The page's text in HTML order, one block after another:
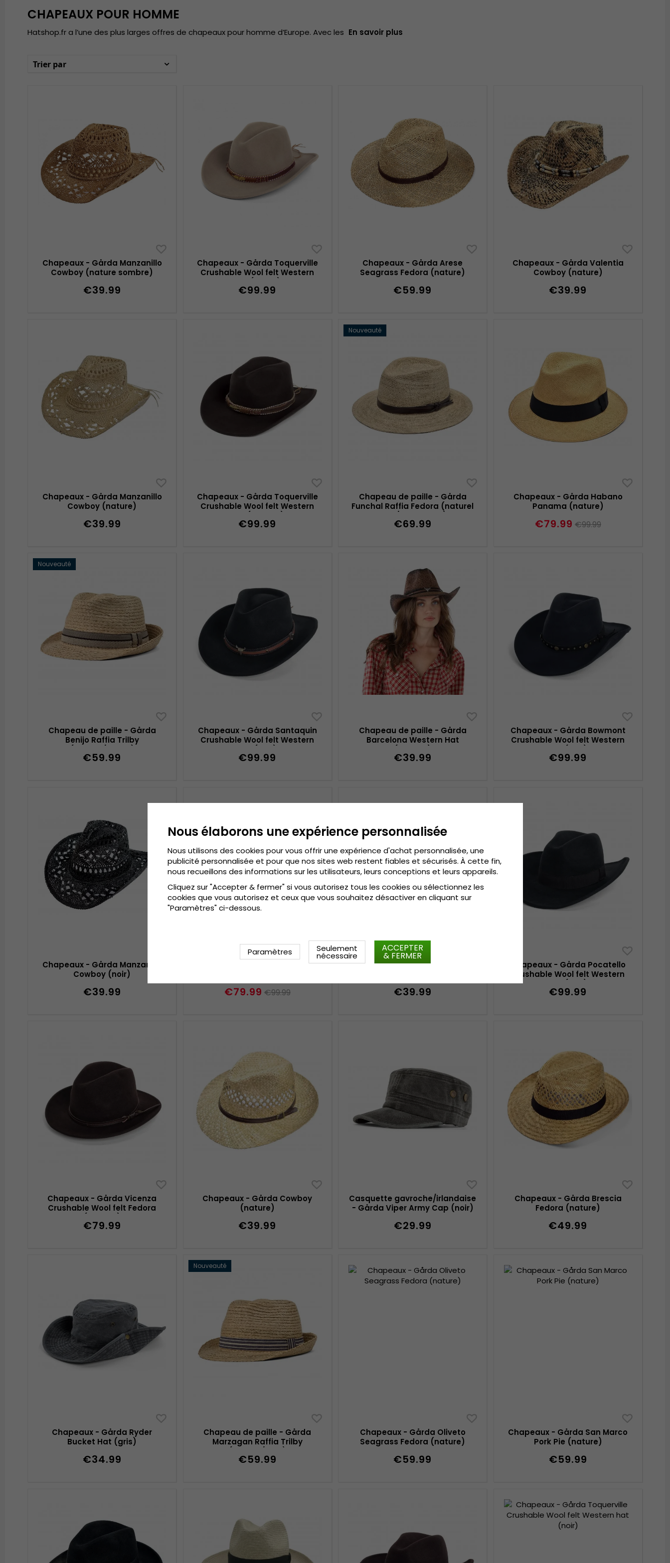
CHAPEAUX POUR HOMME
Hatshop.fr a l’une des plus larges offres de chapeaux pour homme d’Europe. Avec les En savoir plus
Trier par
Chapeaux - Gårda Manzanillo
Cowboy (nature sombre)
€39.99
Chapeaux - Gårda Toquerville
Crushable Wool felt Western
hat (beige)
€99.99
Chapeaux - Gårda Arese
Seagrass Fedora (nature)
€59.99
Chapeaux - Gårda Valentia
Cowboy (nature)
€39.99
Chapeaux - Gårda Manzanillo
Cowboy (nature)
€39.99
Chapeaux - Gårda Toquerville
Crushable Wool felt Western
€99.99
Nouveauté
Chapeau de paille - Gårda
Funchal Raffia Fedora (naturel
€69.99
Chapeaux - Gårda Habano
Panama (nature)
€79.99 €99.99
Nouveauté
Chapeau de paille - Gårda
Benijo Raffia Trilby
€59.99
Chapeaux - Gårda Santaquin
Crushable Wool felt Western
€99.99
Chapeau de paille - Gårda
Barcelona Western Hat
€39.99
Chapeaux - Gårda Bowmont
Crushable Wool felt Western
€99.99
Chapeaux - Gårda Manzanillo
Cowboy (noir)
€39.99
Chapeaux - Gårda Cavalier
€79.99 €99.99
Chapeaux - Gårda Plasencia
€39.99
Chapeaux - Gårda Pocatello
Crushable Wool felt Western
hat (noir)
€99.99
Chapeaux - Gårda Vicenza
Crushable Wool felt Fedora
(marron)
€79.99
Chapeaux - Gårda Cowboy
(nature)
€39.99
Casquette gavroche/irlandaise
- Gårda Viper Army Cap (noir)
€29.99
Chapeaux - Gårda Brescia
Fedora (nature)
€49.99
Chapeaux - Gårda Ryder
Bucket Hat (gris)
€34.99
Nouveauté
Chapeau de paille - Gårda
Marzagan Raffia Trilby
€59.99
Chapeaux - Gårda Oliveto
Seagrass Fedora (nature)
€59.99
Chapeaux - Gårda San Marco
Pork Pie (nature)
€59.99
Nous élaborons une expérience personnalisée
Nous utilisons des cookies pour vous offrir une expérience d'achat personnalisée, une
publicité personnalisée et pour que nos sites web restent fiables et sécurisés. À cette fin,
nous recueillons des informations sur les utilisateurs, leurs conceptions et leurs appareils.
Cliquez sur "Accepter & fermer" si vous autorisez tous les cookies ou sélectionnez les
cookies que vous autorisez et ceux que vous souhaitez désactiver en cliquant sur
"Paramètres" ci-dessous.
Paramètres Seulement
nécessaire
ACCEPTER
& FERMER